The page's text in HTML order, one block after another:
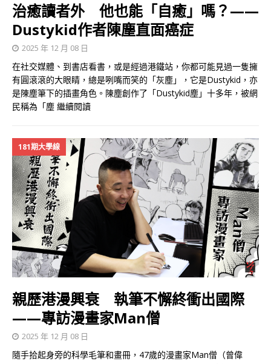
治癒讀者外 他也能「自癒」嗎？——
Dustykid作者陳塵直面癌症
2025 年 12 月 08 日
在社交媒體、到書店看書，或是經過港鐵站，你都可能見過一隻擁
有圓滾滾的大眼睛，總是咧嘴而笑的「灰塵」，它是Dustykid，亦
是陳塵筆下的插畫角色。陳塵創作了「Dustykid塵」十多年，被網
民稱為「塵 繼續閱讀
181期大學線
親歷港漫興衰 執筆不懈終衝出國際
——專訪漫畫家Man僧
2025 年 12 月 08 日
隨手拾起身旁的科學毛筆和畫冊，47歲的漫畫家Man僧（曾偉